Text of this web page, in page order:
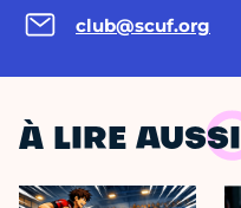
club@scuf.org
À LIRE AUSSI